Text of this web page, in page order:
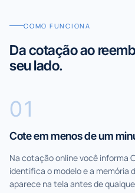
COMO FUNCIONA
Da cotação ao
seu lado.
01
Cote em menos de um
Na cotação online você informa
identifica o modelo e a memória
aparece na tela antes de